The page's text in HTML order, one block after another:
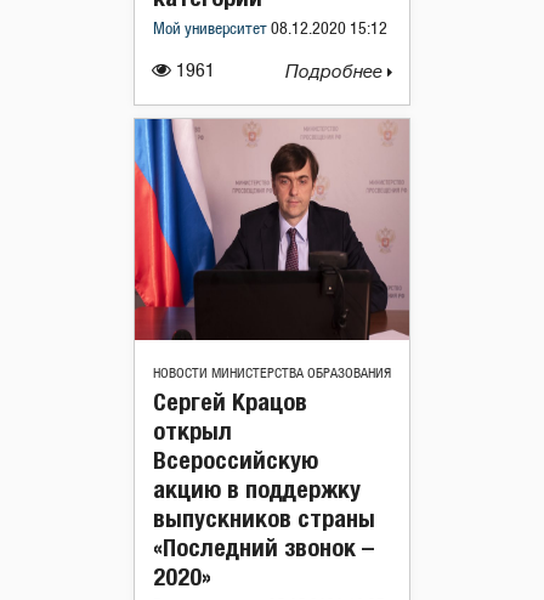
1961
Мой университет 08.12.2020 15:12
Подробнее
НОВОСТИ МИНИСТЕРСТВА ОБРАЗОВАНИЯ
Сергей Крацов
открыл
Всероссийскую
акцию в поддержку
выпускников страны
«Последний звонок –
2020»